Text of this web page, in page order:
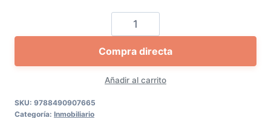
Manual
de
derecho
inmobiliario
registral
Añadir al carrito
Compra directa
SKU: 9788490907665
Categoría: Inmobiliario